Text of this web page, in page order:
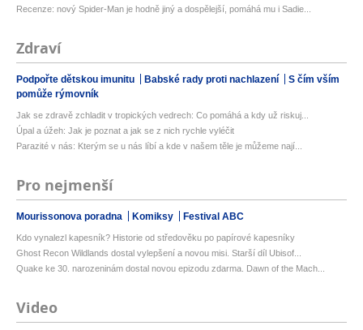
Recenze: nový Spider-Man je hodně jiný a dospělejší, pomáhá mu i Sadie...
Zdraví
Podpořte dětskou imunitu Babské rady proti nachlazení
S čím vším
pomůže rýmovník
Jak se zdravě zchladit v tropických vedrech: Co pomáhá a kdy už riskuj...
Úpal a úžeh: Jak je poznat a jak se z nich rychle vyléčit
Parazité v nás: Kterým se u nás líbí a kde v našem těle je můžeme nají...
Pro nejmenší
Mourissonova poradna Komiksy Festival ABC
Kdo vynalezl kapesník? Historie od středověku po papírové kapesníky
Ghost Recon Wildlands dostal vylepšení a novou misi. Starší díl Ubisof...
Quake ke 30. narozeninám dostal novou epizodu zdarma. Dawn of the Mach...
Video